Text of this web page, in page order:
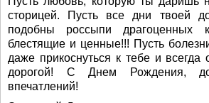
сторицей. Пусть все дни твоей
подобны россыпи драгоценных
блестящие и ценные!!! Пусть
даже прикоснуться к тебе и всегда
дорогой! С Днем Рождения,
впечатлений!